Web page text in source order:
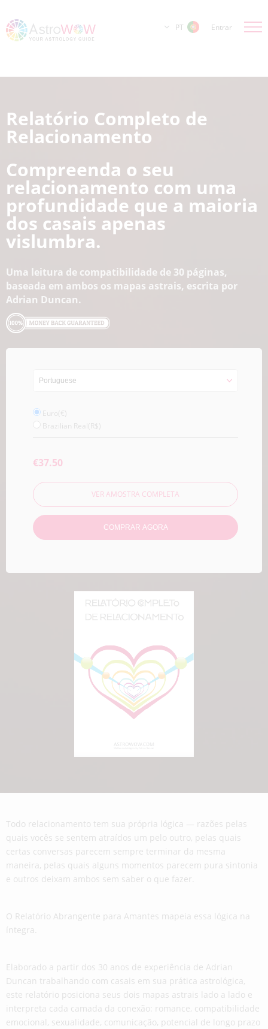
PT Entrar
Relatório Completo de
Relacionamento
Compreenda o seu
relacionamento com uma
profundidade que a maioria
dos casais apenas
vislumbra.
Uma leitura de compatibilidade de 30 páginas,
baseada em ambos os mapas astrais, escrita por
Adrian Duncan.
Euro(€)
Brazilian Real(R$)
€37.50
VER AMOSTRA COMPLETA
COMPRAR AGORA
Todo relacionamento tem sua própria lógica — razões pelas
quais vocês se sentem atraídos um pelo outro, pelas quais
certas conversas parecem sempre terminar da mesma
maneira, pelas quais alguns momentos parecem pura sintonia
e outros deixam ambos sem saber o que fazer.
O Relatório Abrangente para Amantes mapeia essa lógica na
íntegra.
Elaborado a partir dos 30 anos de experiência de Adrian
Duncan trabalhando com casais em sua prática astrológica,
este relatório posiciona seus dois mapas astrais lado a lado e
interpreta cada camada da conexão: romance, compatibilidade
emocional, sexualidade, comunicação, potencial de longo prazo